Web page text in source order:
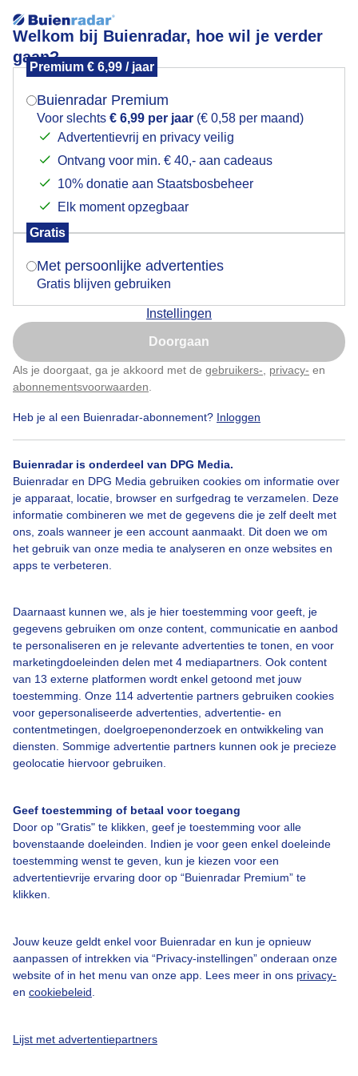
Welkom bij Buienradar, hoe wil je verder
gaan?
Premium € 6,99 / jaar
Buienradar Premium
Voor slechts € 6,99 per jaar (€ 0,58 per maand)
Advertentievrij en privacy veilig
Ontvang voor min. € 40,- aan cadeaus
10% donatie aan Staatsbosbeheer
Elk moment opzegbaar
Gratis
Met persoonlijke advertenties
Gratis blijven gebruiken
Instellingen
Doorgaan
Als je doorgaat, ga je akkoord met de gebruikers- privacy- en
abonnementsvoorwaarden
Heb je al een Buienradar-abonnement? Inloggen
Buienradar is onderdeel van DPG Media.
Buienradar en DPG Media gebruiken cookies om informatie over
je apparaat, locatie, browser en surfgedrag te verzamelen. Deze
informatie combineren we met de gegevens die je zelf deelt met
ons, zoals wanneer je een account aanmaakt. Dit doen we om
het gebruik van onze media te analyseren en onze websites en
apps te verbeteren.
Daarnaast kunnen we, als je hier toestemming voor geeft, je
gegevens gebruiken om onze content, communicatie en aanbod
te personaliseren en je relevante advertenties te tonen, en voor
marketingdoeleinden delen met 4 mediapartners. Ook content
van 13 externe platformen wordt enkel getoond met jouw
toestemming. Onze 114 advertentie partners gebruiken cookies
voor gepersonaliseerde advertenties, advertentie- en
contentmetingen, doelgroepenonderzoek en ontwikkeling van
diensten. Sommige advertentie partners kunnen ook je precieze
geolocatie hiervoor gebruiken.
Geef toestemming of betaal voor toegang
Door op "Gratis" te klikken, geef je toestemming voor alle
bovenstaande doeleinden. Indien je voor geen enkel doeleinde
toestemming wenst te geven, kun je kiezen voor een
advertentievrije ervaring door op “Buienradar Premium” te
klikken.
Jouw keuze geldt enkel voor Buienradar en kun je opnieuw
aanpassen of intrekken via “Privacy-instellingen” onderaan onze
website of in het menu van onze app. Lees meer in ons privacy-
en cookiebeleid
Lijst met advertentiepartners
Goedemorgen Texel!
Door: Frans Alderse Baas
Bekijk slideshow
Een moment geduld aub...
Over Buienradar
Contact
Toegankelijkheid
Gebruikersvoorwaarden
Buienradar Team
Privacy beleid
Cookie beleid
Gratis weerdata
Mogen we je locatie gebruiken voor het
Indien je hier nog geen akkoord op hebt gegeven,
verschijnt er zo een pop-up uit je browser waarin
Is goed, toon de popup
Nu niet, misschien later
Klik hierom dit aan te passen